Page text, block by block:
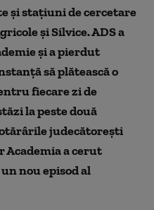
și stațiuni de cercetare
și Silvice. ADS a
și a pierdut
să plătească o
fiecare zi de
la peste două
judecătorești
Academia a cerut
nou episod al